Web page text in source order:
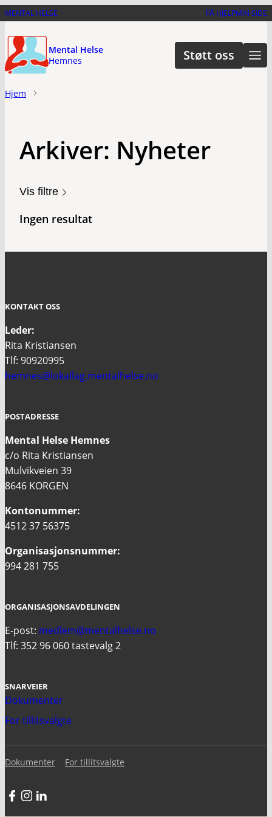
Hopp
hovedinnhold
MENTAL HELSE FÅ HJELPMIN SIDE
Mental Helse
Hemnes
Støtt oss
Hjem
Arkiver: Nyheter
Vis filtre
Ingen resultat
KONTAKT OSS
Leder:
Rita Kristiansen
Tlf: 90920995
hemnes@lokallag.mentalhelse.no
POSTADRESSE
Mental Helse Hemnes
c/o Rita Kristiansen
Mulvikveien 39
8646 KORGEN
Kontonummer:
4512 37 56375
Organisasjonsnummer:
994 281 755
ORGANISASJONSAVDELINGEN
E-post: medlem@mentalhelse.no
Tlf: 352 96 060 tastevalg 2
SNARVEIER
Dokumenter
For tillitsvalgte
Dokumenter For tillitsvalgte